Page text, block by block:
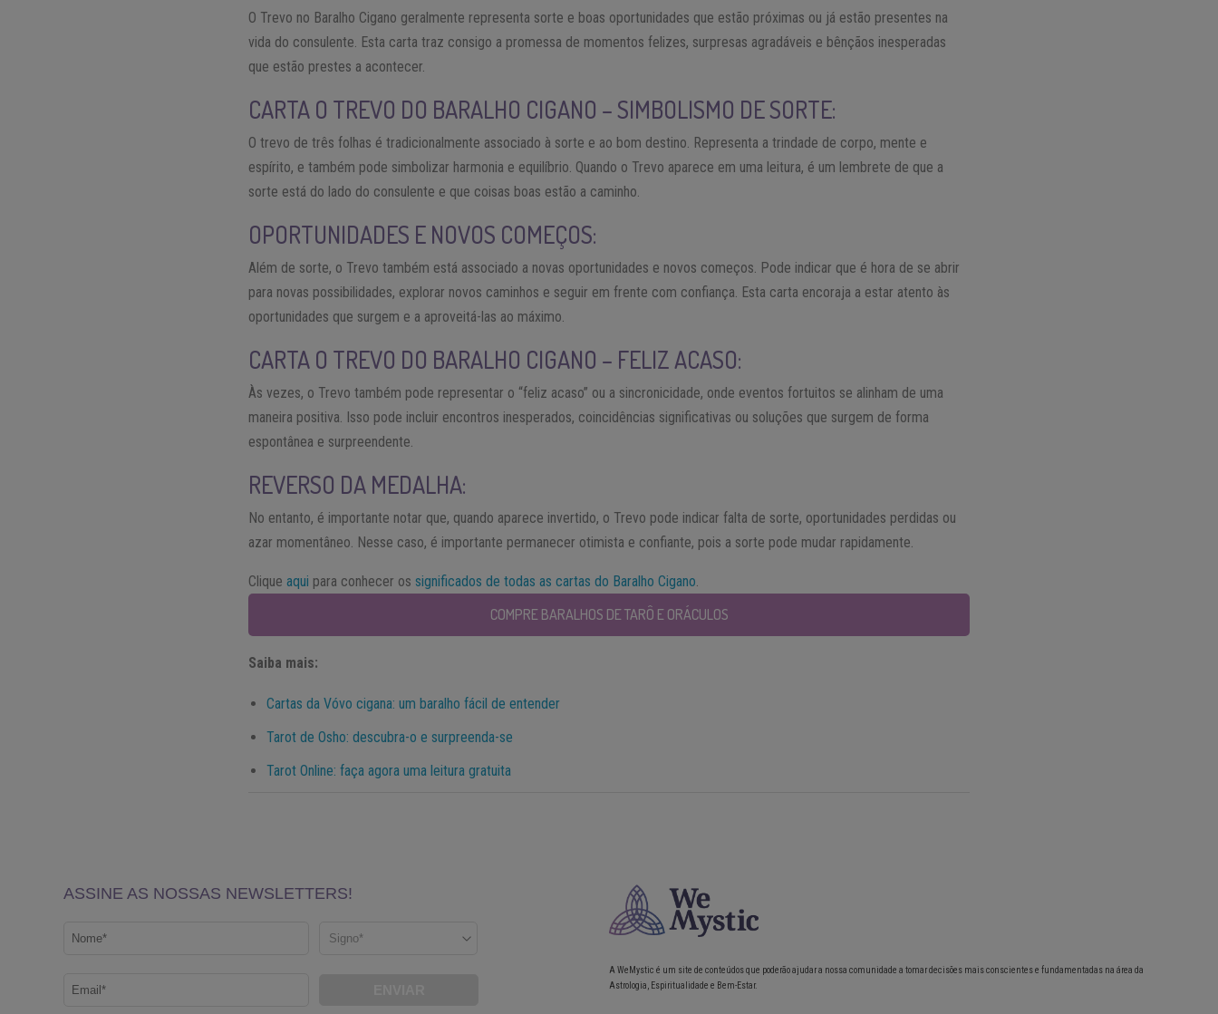
O Trevo no Baralho Cigano geralmente representa sorte e boas oportunidades que estão próximas ou já estão presentes na
vida do consulente. Esta carta traz consigo a promessa de momentos felizes, surpresas agradáveis e bênçãos inesperadas
que estão prestes a acontecer.
CARTA O TREVO DO BARALHO CIGANO – SIMBOLISMO DE SORTE:
O trevo de três folhas é tradicionalmente associado à sorte e ao bom destino. Representa a trindade de corpo, mente e
espírito, e também pode simbolizar harmonia e equilíbrio. Quando o Trevo aparece em uma leitura, é um lembrete de que a
sorte está do lado do consulente e que coisas boas estão a caminho.
OPORTUNIDADES E NOVOS COMEÇOS:
Além de sorte, o Trevo também está associado a novas oportunidades e novos começos. Pode indicar que é hora de se abrir
para novas possibilidades, explorar novos caminhos e seguir em frente com confiança. Esta carta encoraja a estar atento às
oportunidades que surgem e a aproveitá-las ao máximo.
CARTA O TREVO DO BARALHO CIGANO – FELIZ ACASO:
Às vezes, o Trevo também pode representar o “feliz acaso” ou a sincronicidade, onde eventos fortuitos se alinham de uma
maneira positiva. Isso pode incluir encontros inesperados, coincidências significativas ou soluções que surgem de forma
espontânea e surpreendente.
REVERSO DA MEDALHA:
No entanto, é importante notar que, quando aparece invertido, o Trevo pode indicar falta de sorte, oportunidades perdidas ou
azar momentâneo. Nesse caso, é importante permanecer otimista e confiante, pois a sorte pode mudar rapidamente.
Cliqueaqui para conhecer ossignificados de todas as cartas do Baralho Cigano.
COMPRE BARALHOS DE TARÔ E ORÁCULOS
Saiba mais:
Cartas da Vóvo cigana: um baralho fácil de entender
Tarot de Osho: descubra-o e surpreenda-se
Tarot Online: faça agora uma leitura gratuita
A WeMystic é um site de conteúdos que poderão ajudar a nossa comunidade a tomar decisões mais conscientes e fundamentadas na área da
Astrologia, Espiritualidade e Bem-Estar.